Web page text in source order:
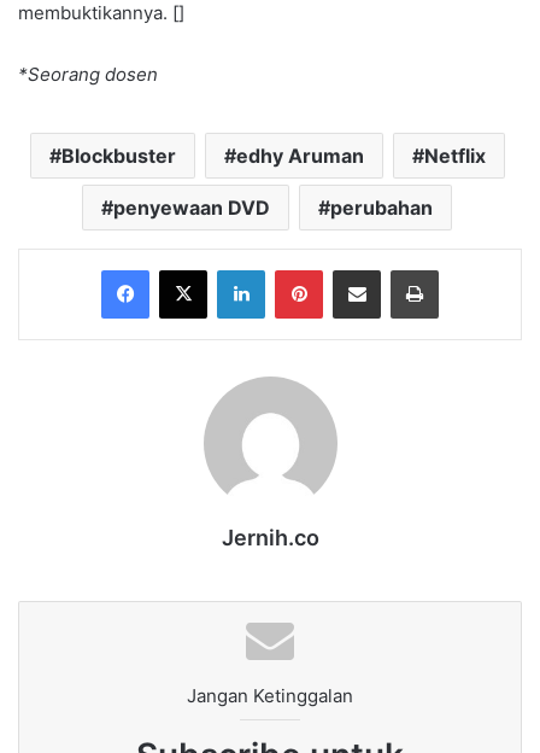
membuktikannya. []
*Seorang dosen
Blockbuster edhy Aruman Netflix
penyewaan DVD perubahan
Facebook
X LinkedInPinterestShare via Email Print
Jernih.co
Jangan Ketinggalan